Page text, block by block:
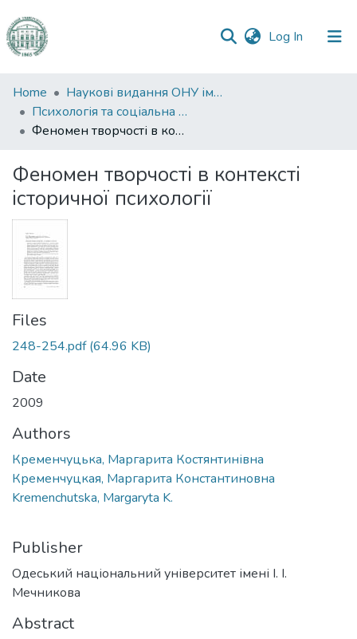
Log In (current)
Communities
&
Collections
Statistics
Home
Наукові видання ОНУ імені І. І. Мечникова
Психологія та соціальна робота
Феномен творчості в контексті історичної психології
Феномен творчості в контексті
історичної психології
Files
248-254.pdf(64.96 KB)
Date
2009
Authors
Кременчуцька, Маргарита Костянтинівна
Кременчуцкая, Маргарита Константиновна
Kremenchutska, Margaryta K.
Publisher
Одеський національний університет імені І. І.
Мечникова
Abstract